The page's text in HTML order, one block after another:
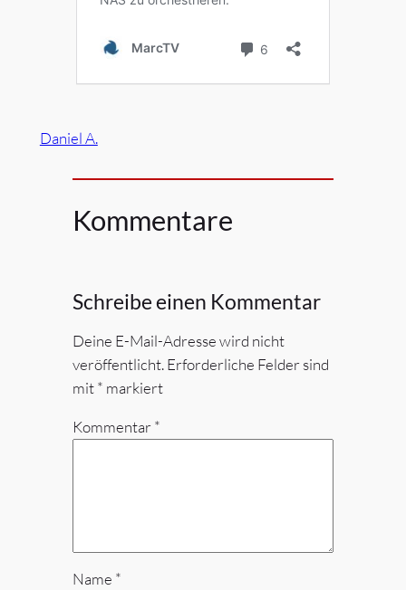
Daniel A.
Kommentare
Schreibe einen Kommentar
Deine E-Mail-Adresse wird nicht
veröffentlicht. Erforderliche Felder sind
mit* markiert
Kommentar*
Name *